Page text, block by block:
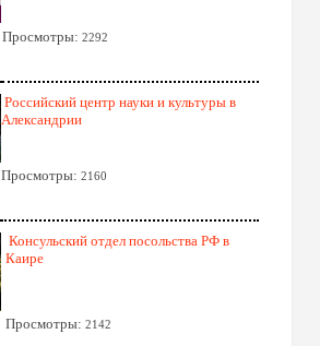
Просмотры: 2292
Российский центр науки и культуры в
Александрии
Просмотры: 2160
Консульский отдел посольства РФ в
Каире
Просмотры: 2142